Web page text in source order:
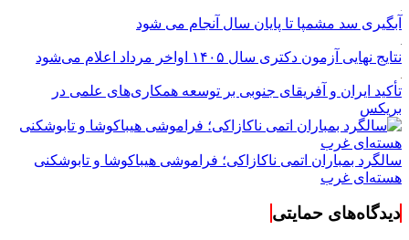
آبگیری سد مشمپا تا پایان سال آنجام می شود
نتایج نهایی آزمون دکتری سال ۱۴۰۵ اواخر مرداد اعلام می‌شود
تأکید ایران و آفریقای جنوبی بر توسعه همکاری‌های علمی در
بریکس
سالگرد بمباران اتمی ناکازاکی؛ فراموشی هیباکوشا و تابوشکنی
هسته‌ای غرب
دیدگاه‌های حمایتی